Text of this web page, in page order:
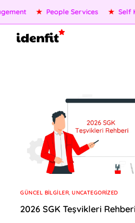
OKR/KPI ★ AI Agents ★
GÜNCEL BILGILER,UNCATEGORIZED
2026 SGK Teşvikleri